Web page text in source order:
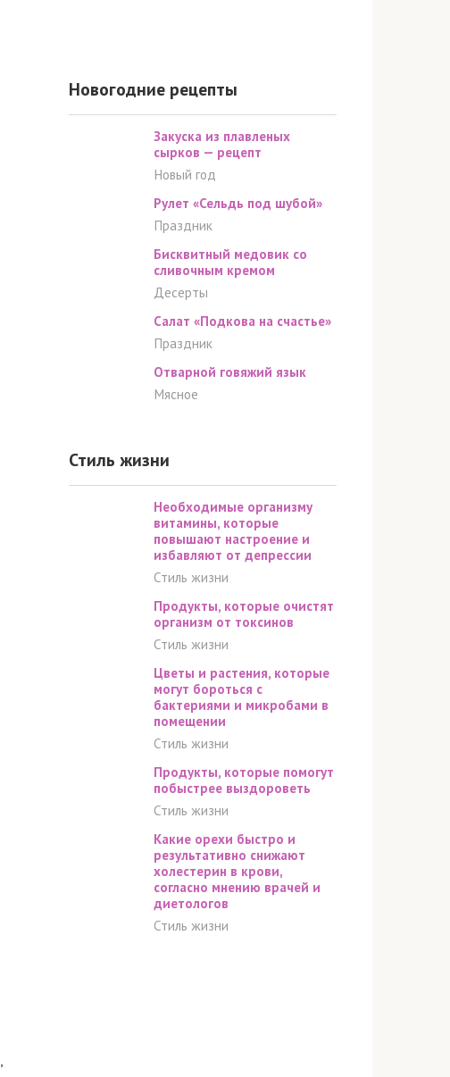
Новогодние рецепты
Закуска из плавленых
сырков — рецепт
Новый год
Рулет «Сельдь под шубой»
Праздник
Бисквитный медовик со
сливочным кремом
Десерты
Салат «Подкова на счастье»
Праздник
Отварной говяжий язык
Мясное
Стиль жизни
Необходимые организму
витамины, которые
повышают настроение и
избавляют от депрессии
Стиль жизни
Продукты, которые очистят
организм от токсинов
Стиль жизни
Цветы и растения, которые
могут бороться с
бактериями и микробами в
помещении
Стиль жизни
Продукты, которые помогут
побыстрее выздороветь
Стиль жизни
Какие орехи быстро и
результативно снижают
холестерин в крови,
согласно мнению врачей и
диетологов
Стиль жизни